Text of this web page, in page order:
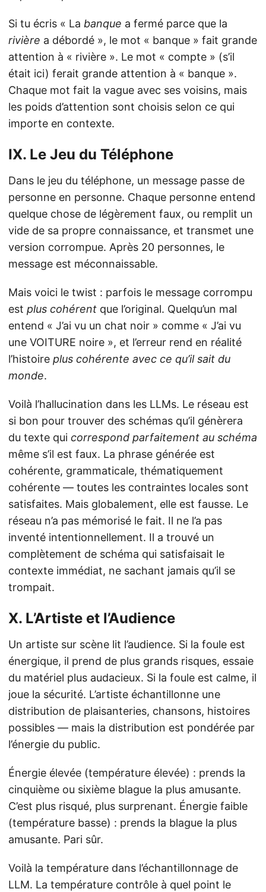
Si tu écris « La banque a fermé parce que la
rivière a débordé », le mot « banque » fait grande
attention à « rivière ». Le mot « compte » (s’il
était ici) ferait grande attention à « banque ».
Chaque mot fait la vague avec ses voisins, mais
les poids d’attention sont choisis selon ce qui
importe en contexte.
IX. Le Jeu du Téléphone
Dans le jeu du téléphone, un message passe de
personne en personne. Chaque personne entend
quelque chose de légèrement faux, ou remplit un
vide de sa propre connaissance, et transmet une
version corrompue. Après 20 personnes, le
message est méconnaissable.
Mais voici le twist : parfois le message corrompu
est plus cohérent que l’original. Quelqu’un mal
entend « J’ai vu un chat noir » comme « J’ai vu
une VOITURE noire », et l’erreur rend en réalité
l’histoire plus cohérente avec ce qu’il sait du
monde.
Voilà l’hallucination dans les LLMs. Le réseau est
si bon pour trouver des schémas qu’il génèrera
du texte qui correspond parfaitement au schéma
même s’il est faux. La phrase générée est
cohérente, grammaticale, thématiquement
cohérente — toutes les contraintes locales sont
satisfaites. Mais globalement, elle est fausse. Le
réseau n’a pas mémorisé le fait. Il ne l’a pas
inventé intentionnellement. Il a trouvé un
complètement de schéma qui satisfaisait le
contexte immédiat, ne sachant jamais qu’il se
trompait.
X. L’Artiste et l’Audience
Un artiste sur scène lit l’audience. Si la foule est
énergique, il prend de plus grands risques, essaie
du matériel plus audacieux. Si la foule est calme, il
joue la sécurité. L’artiste échantillonne une
distribution de plaisanteries, chansons, histoires
possibles — mais la distribution est pondérée par
l’énergie du public.
Énergie élevée (température élevée) : prends la
cinquième ou sixième blague la plus amusante.
C’est plus risqué, plus surprenant. Énergie faible
(température basse) : prends la blague la plus
amusante. Pari sûr.
Voilà la température dans l’échantillonnage de
LLM. La température contrôle à quel point le